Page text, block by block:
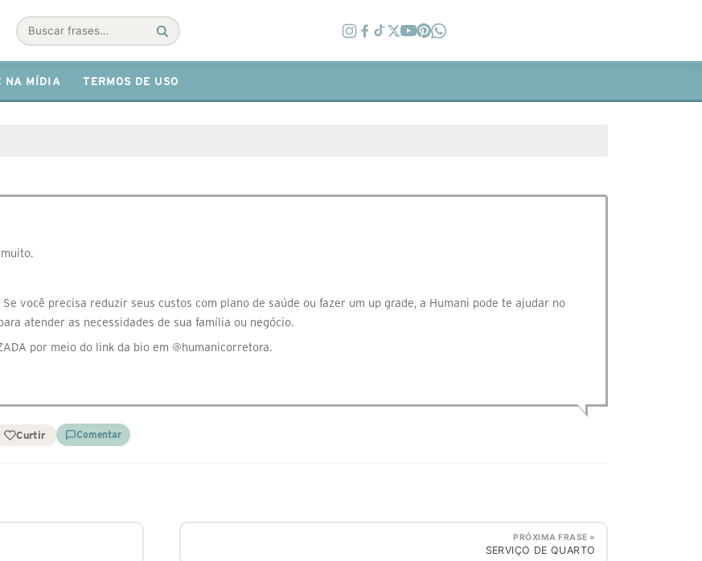
Buscar
NA MÍDIA TERMOS DE USO
você precisa reduzir seus custos com plano de saúde ou fazer um up grade, a Humani pode te ajudar no
atender as necessidades de sua família ou negócio.
por meio do link da bio em @humanicorretora.
Curtir Comentar
PRÓXIMA FRASE »
SERVIÇO DE QUARTO